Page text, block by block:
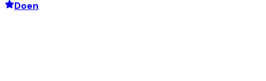
Doen